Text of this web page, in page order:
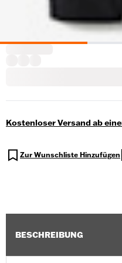
Kostenloser Versand ab
Zur Wunschliste Hinzufügen
BESCHREIBUNG